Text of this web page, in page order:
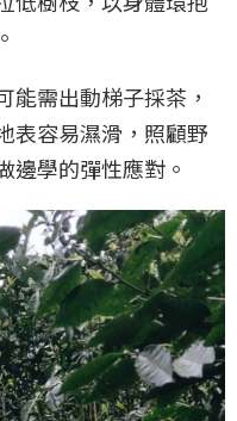
能需出動梯子採茶，
表容易濕滑，照顧野
邊學的彈性應對。